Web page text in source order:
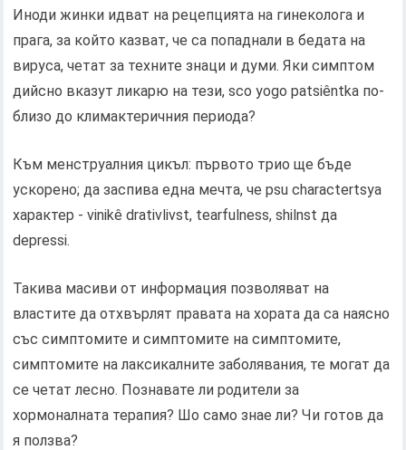
Иноди жинки идват на рецепцията на гинеколога и
прага, за който казват, че са попаднали в бедата на
вируса, четат за техните знаци и думи. Яки симптом
дийсно вказут ликарю на тези, sco yogo patsіêntka по-
близо до климактеричния периода?
Към менструалния цикъл: първото трио ще бъде
ускорено; да заспива една мечта, че psu charactertsya
характер - vinikê drativlivst, tearfulness, shilnst да
depressі.
Такива масиви от информация позволяват на
властите да отхвърлят правата на хората да са наясно
със симптомите и симптомите на симптомите,
симптомите на лаксикалните заболявания, те могат да
се четат лесно. Познавате ли родители за
хормоналната терапия? Шо само знае ли? Чи готов да
я ползва?